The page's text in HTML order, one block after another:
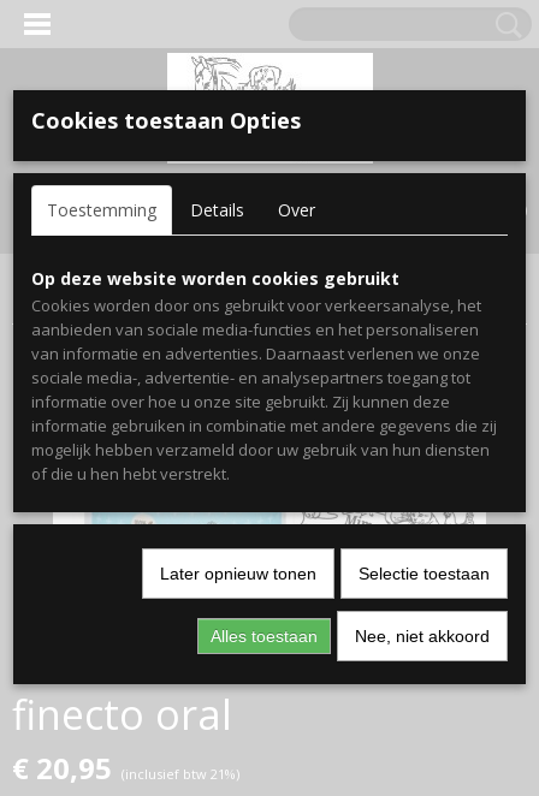
Inloggen Registreren
(0)
Home >Boerderij dier>pluimvee>Verzorging & Gezondheid
finecto oral
finecto oral
€ 20,95 (inclusief btw 21%)
Cookies toestaan Opties
Toestemming Details Over
Op deze website worden cookies gebruikt
Cookies worden door ons gebruikt voor verkeersanalyse, het
aanbieden van sociale media-functies en het personaliseren
van informatie en advertenties. Daarnaast verlenen we onze
sociale media-, advertentie- en analysepartners toegang tot
informatie over hoe u onze site gebruikt. Zij kunnen deze
informatie gebruiken in combinatie met andere gegevens die zij
mogelijk hebben verzameld door uw gebruik van hun diensten
of die u hen hebt verstrekt.
Later opnieuw tonen Selectie toestaan
Alles toestaan Nee, niet akkoord